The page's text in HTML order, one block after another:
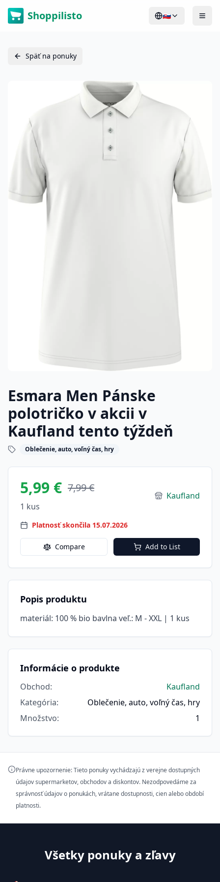
Shoppilisto 🇸🇰
Späť na ponuky
Esmara Men Pánske
polotričko v akcii v
Kaufland tento týždeň
Oblečenie, auto, voľný čas, hry
5,99 € 7,99 €
1 kus
Kaufland
Platnosť skončila 15.07.2026
Compare Add to List
Popis produktu
materiál: 100 % bio bavlna veľ.: M - XXL | 1 kus
Informácie o produkte
Obchod:
Kaufland
Kategória:
Oblečenie, auto, voľný čas, hry
Množstvo: 1
Právne upozornenie: Tieto ponuky vychádzajú z verejne dostupných
údajov supermarketov, obchodov a diskontov. Nezodpovedáme za
správnosť údajov o ponukách, vrátane dostupnosti, cien alebo období
platnosti.
Všetky ponuky a zľavy